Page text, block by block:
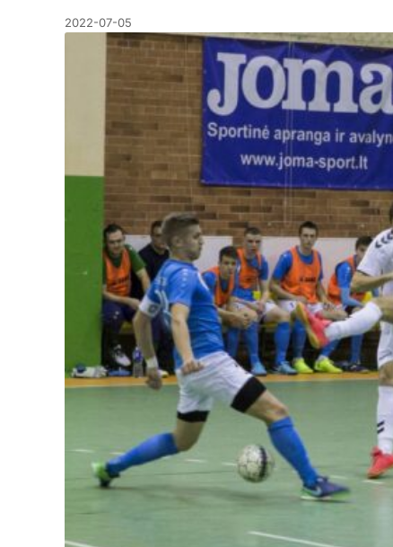
2022-07-05